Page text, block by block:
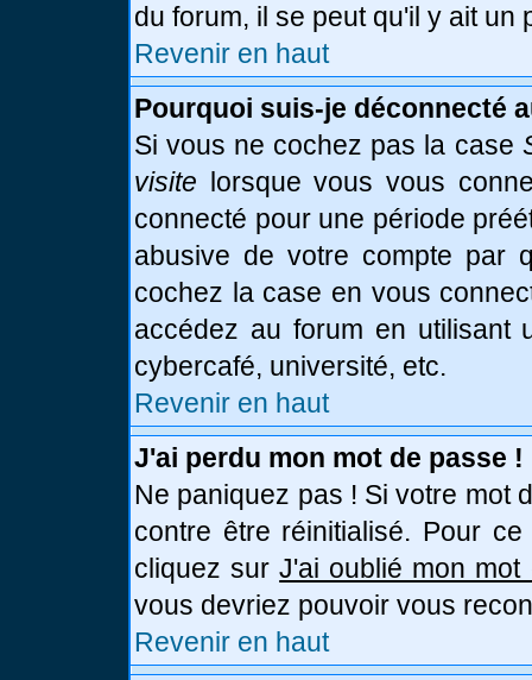
du forum, il se peut qu'il y ait un
Revenir en haut
Pourquoi suis-je déconnecté
Si vous ne cochez pas la case
visite lorsque vous vous
connecté pour une période
abusive de votre compte par
cochez la case en vous
accédez au forum en utilisant
cybercafé, université, etc.
Revenir en haut
J'ai perdu mon mot de passe !
Ne paniquez pas ! Si votre mot
contre être réinitialisé. Pour
cliquez surJ'ai oublié mon mot
vous devriez pouvoir vous
Revenir en haut